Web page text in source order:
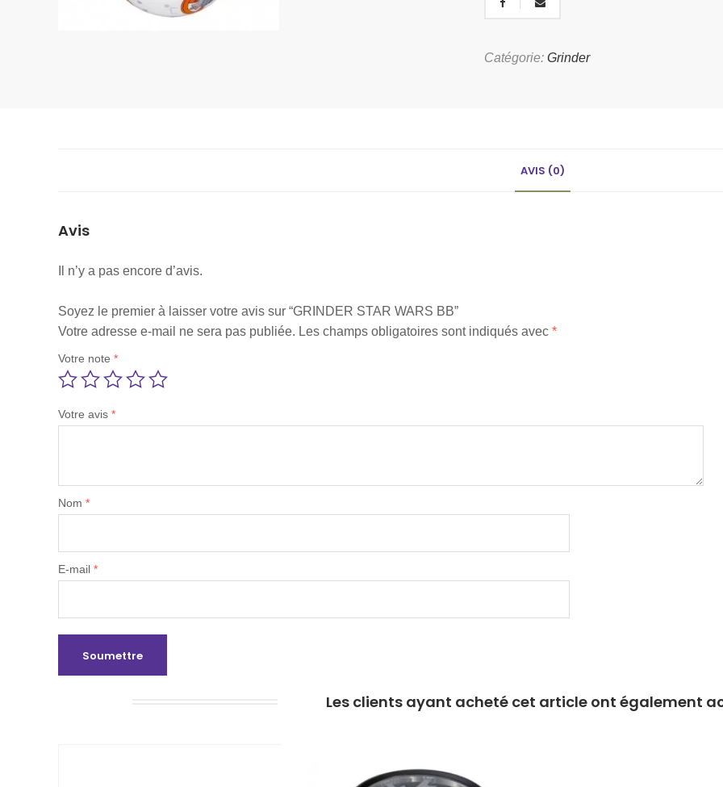
Catégorie: Grinder
AVIS (0)
Avis
Il n’y a pas encore d’avis.
Soyez le premier à laisser votre avis sur “GRINDER STAR WARS BB”
Votre adresse e-mail ne sera pas publiée. Les champs obligatoires sont indiqués avec *
Votre note *
Votre avis *
Nom *
E-mail *
Les clients ayant acheté cet article ont également